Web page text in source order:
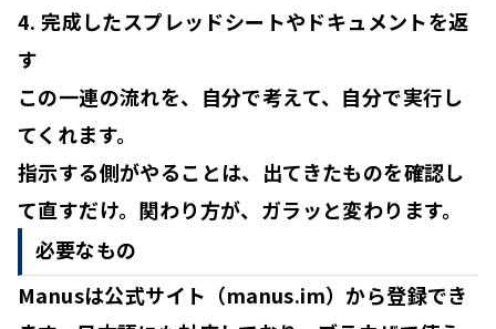
4. 完成したスプレッドシートやドキュメントを返
す
この一連の流れを、自分で考えて、自分で実行し
てくれます。
指示する側がやることは、出てきたものを確認し
て直すだけ。関わり方が、ガラッと変わります。
必要なもの
Manusは公式サイト（manus.im）から登録でき